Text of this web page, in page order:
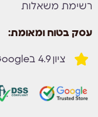
רשימת משאלות
עסק בטוח ומאומת:
ציון 4.9 בGoogle ו-217 ביקורות